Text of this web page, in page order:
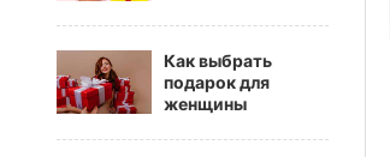
Как выбрать
подарок для
женщины